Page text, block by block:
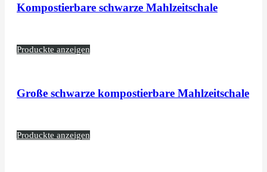
Kompostierbare schwarze Mahlzeitschale
Produckte anzeigen
Große schwarze kompostierbare Mahlzeitschale
Produckte anzeigen